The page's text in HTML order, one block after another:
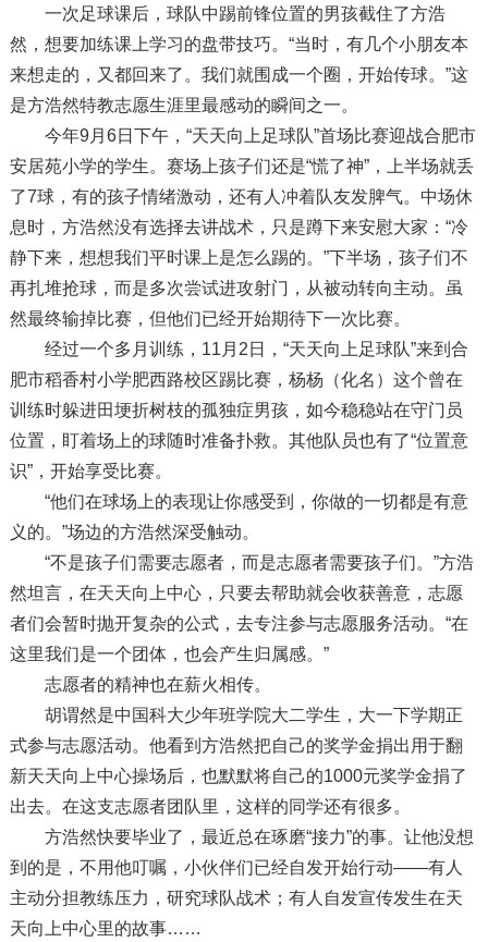
一次足球课后，球队中踢前锋位置的男孩截住了方浩
然，想要加练课上学习的盘带技巧。“当时，有几个小朋友本
来想走的，又都回来了。我们就围成一个圈，开始传球。”这
是方浩然特教志愿生涯里最感动的瞬间之一。
今年9月6日下午，“天天向上足球队”首场比赛迎战合肥市
安居苑小学的学生。赛场上孩子们还是“慌了神”，上半场就丢
了7球，有的孩子情绪激动，还有人冲着队友发脾气。中场休
息时，方浩然没有选择去讲战术，只是蹲下来安慰大家：“冷
静下来，想想我们平时课上是怎么踢的。”下半场，孩子们不
再扎堆抢球，而是多次尝试进攻射门，从被动转向主动。虽
然最终输掉比赛，但他们已经开始期待下一次比赛。
经过一个多月训练，11月2日，“天天向上足球队”来到合
肥市稻香村小学肥西路校区踢比赛，杨杨（化名）这个曾在
训练时躲进田埂折树枝的孤独症男孩，如今稳稳站在守门员
位置，盯着场上的球随时准备扑救。其他队员也有了“位置意
识”，开始享受比赛。
“他们在球场上的表现让你感受到，你做的一切都是有意
义的。”场边的方浩然深受触动。
“不是孩子们需要志愿者，而是志愿者需要孩子们。”方浩
然坦言，在天天向上中心，只要去帮助就会收获善意，志愿
者们会暂时抛开复杂的公式，去专注参与志愿服务活动。“在
这里我们是一个团体，也会产生归属感。”
志愿者的精神也在薪火相传。
胡谓然是中国科大少年班学院大二学生，大一下学期正
式参与志愿活动。他看到方浩然把自己的奖学金捐出用于翻
新天天向上中心操场后，也默默将自己的1000元奖学金捐了
出去。在这支志愿者团队里，这样的同学还有很多。
方浩然快要毕业了，最近总在琢磨“接力”的事。让他没想
到的是，不用他叮嘱，小伙伴们已经自发开始行动——有人
主动分担教练压力，研究球队战术；有人自发宣传发生在天
天向上中心里的故事……